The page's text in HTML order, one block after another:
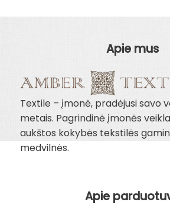
Apie mus
Textile – įmonė, pradėjusi savo
metais. Pagrindinė įmonės
aukštos kokybės tekstilės
medvilnės.
Apie